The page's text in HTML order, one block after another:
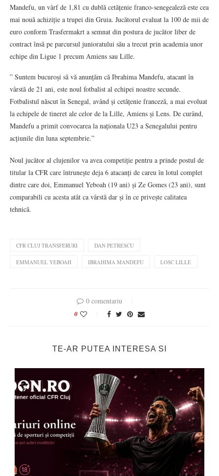
Mandefu, un vârf de 1,81 cu dublă cetățenie franco-senegealeză este cea
mai nouă achiziție a trupei din Gruia. Jucătorul evaluat la 100 de mii de
euro conform Trasfermakrt a semnat din postura de jucător liber de
contract însă pe parcursul junioratului său a trecut prin academia unor
echipe din Ligue 1 precum Amiens sau Lille.
” Suntem bucuroși să vă anunțăm că Ibrahima Mandefu, atacant în
vârstă de 21 ani, este noul fotbalist al echipei noastre secunde.
Fotbalistul născut în Senegal, având și cetățenie franceză, a mai evoluat
la echipele de tineret ale celor de la Lille, Amiens și Lens. De curând,
Mandefu a primit convocarea la naționala U23 a Senegalului pentru
acțiunile din luna septembrie.”
Noul jucător al clujenilor va avea competiție pentru a prinde postul de
titular la CFR care întrunește deja 6 atacanți de careu în lotul complet
dintre care doi, Emmanuel Yeboah (19 ani) și Ze Gomes (23 ani), sunt
comparabili cu acesta atât ca vârstă dar și în ce privește calitatea
tehnică.
CFR CLUJ TRANSFERURI DAN PETRESCU
EMMANUEL YEBOAH IBRAHIMA MANDEFU LOSC LILLE
0 comentariu
0
TE-AR PUTEA INTERESA SI